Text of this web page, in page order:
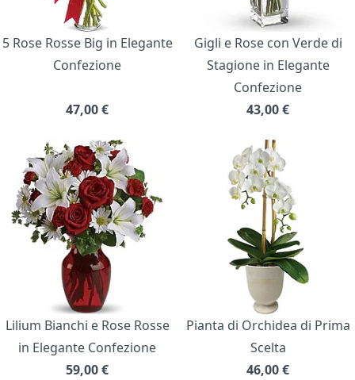
5 Rose Rosse Big in Elegante
Confezione
47,00€
Gigli e Rose con Verde di
Stagione in Elegante
Confezione
43,00€
Lilium Bianchi e Rose Rosse
in Elegante Confezione
59,00€
Pianta di Orchidea di Prima
Scelta
46,00€